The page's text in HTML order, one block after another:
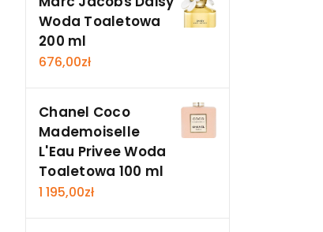
Woda Toaletowa
200 ml
676,00zł
Chanel Coco
Mademoiselle
L'Eau Privee Woda
Toaletowa 100 ml
1 195,00zł